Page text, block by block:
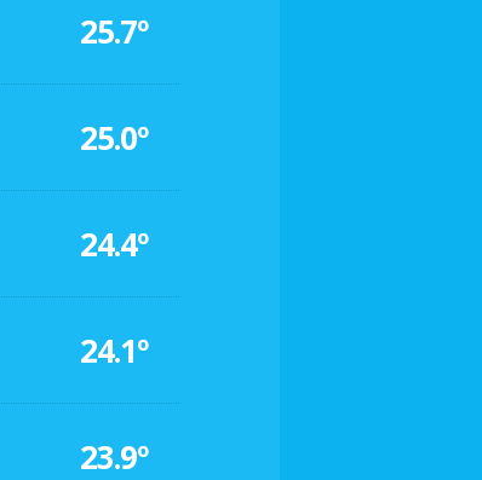
25.7º
25.0º
24.4º
24.1º
23.9º